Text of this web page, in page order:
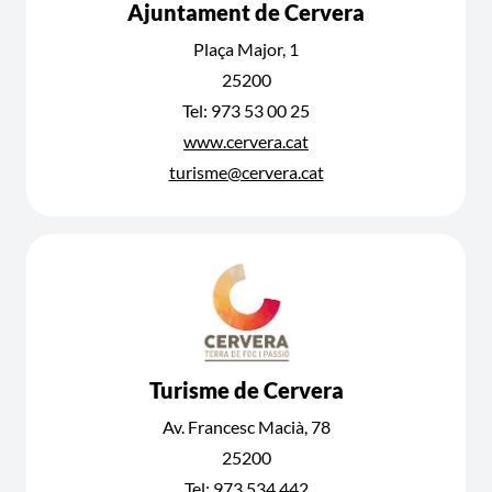
Ajuntament de Cervera
Plaça Major, 1
25200
Tel: 973 53 00 25
www.cervera.cat
turisme@cervera.cat
Turisme de Cervera
Av. Francesc Macià, 78
25200